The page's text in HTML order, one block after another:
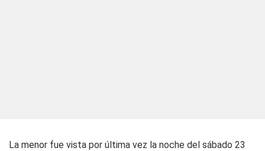
La menor fue vista por última vez la noche del sábado 23